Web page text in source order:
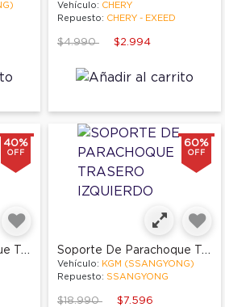
Vehículo: CHERY
Repuesto: CHERY - EXEED
Price reduced from
$4.990to $2.994
40%
OFF
Soporte De Parachoque Trasero Izquierdo
60%
OFF
Soporte De Parachoque Trasero Izquierdo
Vehículo: KGM (SSANGYONG)
Repuesto: SSANGYONG
Price reduced from
$18.990to $7.596